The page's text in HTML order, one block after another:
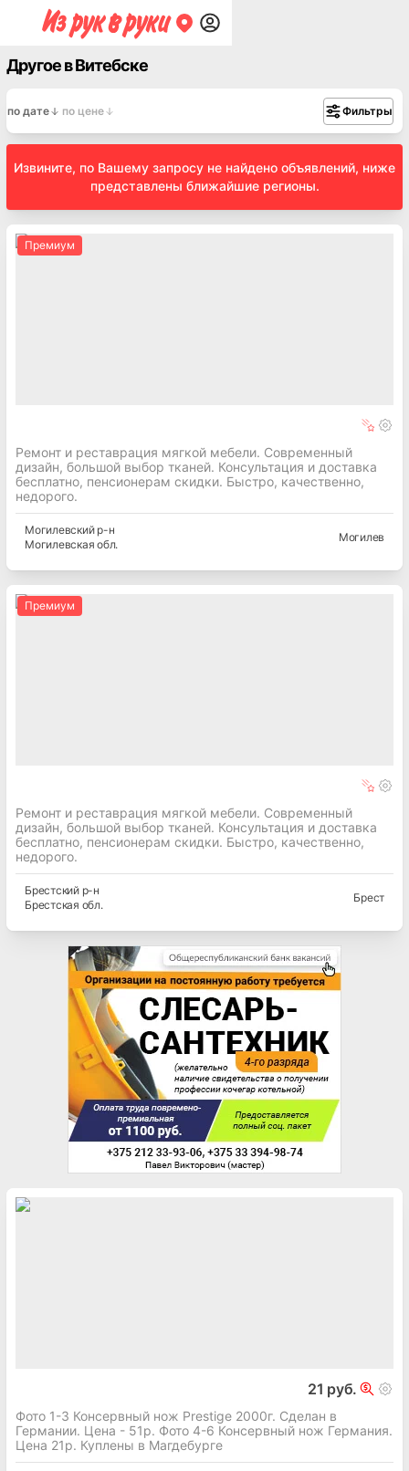
Другое в Витебске
по дате по цене Фильтры
Извините, по Вашему запросу не найдено объявлений, ниже
представлены ближайшие регионы.
Премиум
Ремонт и реставрация мягкой мебели. Современный
дизайн, большой выбор тканей. Консультация и доставка
бесплатно, пенсионерам скидки. Быстро, качественно,
недорого.
Могилевскийр-н
Могилевская обл.
Могилев
Премиум
Ремонт и реставрация мягкой мебели. Современный
дизайн, большой выбор тканей. Консультация и доставка
бесплатно, пенсионерам скидки. Быстро, качественно,
недорого.
Брестскийр-н
Брестская обл.
Брест
21 руб.
Фото 1-3 Консервный нож Prestige 2000г. Сделан в
Германии. Цена - 51р. Фото 4-6 Консервный нож Германия.
Цена 21р. Куплены в Магдебурге